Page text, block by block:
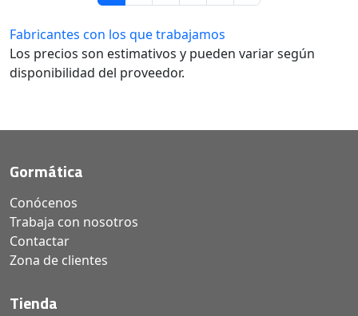
Fabricantes con los que trabajamos
Los precios son estimativos y pueden variar según
disponibilidad del proveedor.
Gormática
Conócenos
Trabaja con nosotros
Contactar
Zona de clientes
Tienda